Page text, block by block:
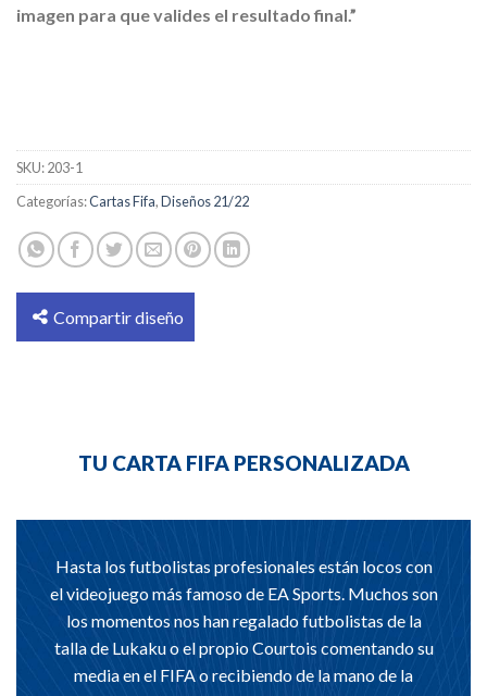
imagen para que valides el resultado final.”
SKU:203-1
Categorías:Cartas Fifa,Diseños 21/22
Compartir diseño
TU CARTA FIFA PERSONALIZADA
Hasta los futbolistas profesionales están locos con
el videojuego más famoso de EA Sports. Muchos son
los momentos nos han regalado futbolistas de la
talla de Lukaku o el propio Courtois comentando su
media en el FIFA o recibiendo de la mano de la